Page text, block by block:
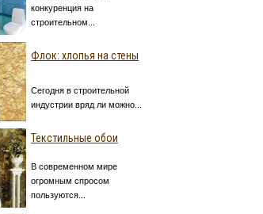
конкуренция на
строительном...
Флок: хлопья на стены
Сегодня в строительной
индустрии вряд ли можно...
Текстильные обои
В современном мире
огромным спросом
пользуются...